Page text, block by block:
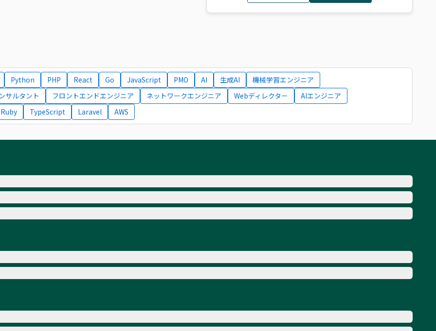
Python PHP React Go JavaScript PMO AI 生成AI
機械学習エンジニア
サルタント
フロントエンドエンジニア ネットワークエンジニア Webディレクター
AIエンジニア
Ruby
TypeScript Laravel AWS